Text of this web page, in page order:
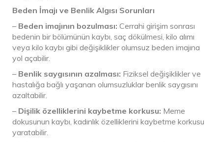
Beden İmajı ve Benlik Algısı Sorunları
– Beden imajının bozulması: Cerrahi girişim sonrası
bedenin bir bölümünün kaybı, saç dökülmesi, kilo alımı
veya kilo kaybı gibi değişiklikler olumsuz beden imajına
yol açabilir.
– Benlik saygısının azalması: Fiziksel değişiklikler ve
hastalığa bağlı yaşanan olumsuzluklar benlik saygısını
azaltabilir.
– Dişilik özelliklerini kaybetme korkusu: Meme
dokusunun kaybı, kadınlık özelliklerini kaybetme korkusu
yaratabilir.